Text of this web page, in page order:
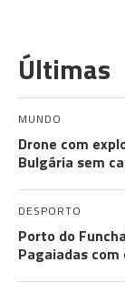
Últimas
MUNDO
Drone com
Bulgária sem
DESPORTO
Porto do
Pagaiadas